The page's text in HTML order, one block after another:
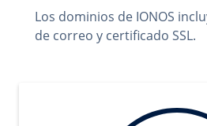
Los dominios de IONOS
de correo y certificado SSL.